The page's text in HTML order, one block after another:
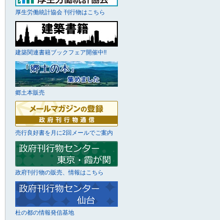
厚生労働統計協会 刊行物はこちら
建築関連書籍ブックフェア開催中!!
郷土本販売
売行良好書を月に2回メールでご案内
政府刊行物の販売、情報はこちら
杜の都の情報発信基地